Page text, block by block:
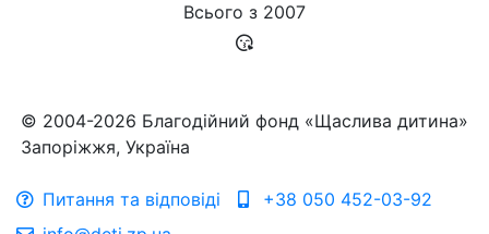
Всього з 2007
© 2004-2026 Благодійний фонд «Щаслива дитина»
Запоріжжя, Україна
Питання та відповіді
+38 050 452-03-92